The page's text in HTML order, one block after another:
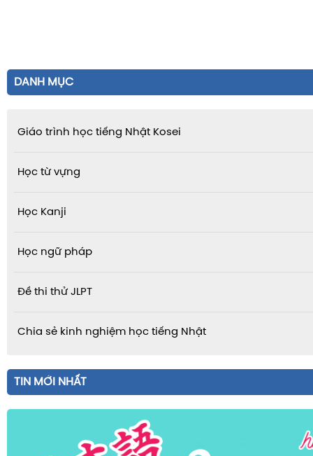
DANH MỤC
Giáo trình học tiếng Nhật Kosei
Học từ vựng
Học Kanji
Học ngữ pháp
Đề thi thử JLPT
Chia sẻ kinh nghiệm học tiếng Nhật
TIN MỚI NHẤT